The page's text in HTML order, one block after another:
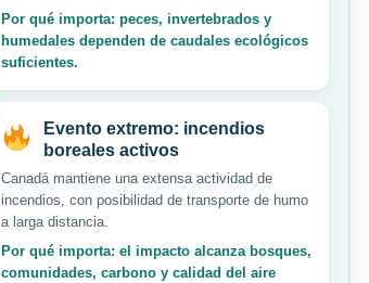
Por qué importa: peces, invertebrados y
humedales dependen de caudales ecológicos
suficientes.
Evento extremo: incendios
boreales activos
Canadá mantiene una extensa actividad de
incendios, con posibilidad de transporte de humo
a larga distancia.
Por qué importa: el impacto alcanza bosques,
comunidades, carbono y calidad del aire